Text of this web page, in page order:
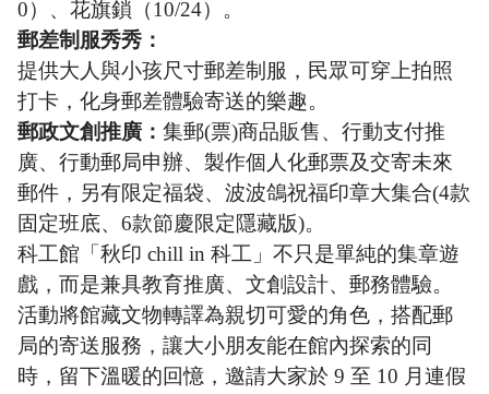
0）、花旗鎖（10/24）。
郵差制服秀秀：
提供大人與小孩尺寸郵差制服，民眾可穿上拍照
打卡，化身郵差體驗寄送的樂趣。
郵政文創推廣： 集郵(票)商品販售、行動支付推
廣、行動郵局申辦、製作個人化郵票及交寄未來
郵件，另有限定福袋、波波鴿祝福印章大集合(4款
固定班底、6款節慶限定隱藏版)。
科工館「秋印 chill in 科工」不只是單純的集章遊
戲，而是兼具教育推廣、文創設計、郵務體驗。
活動將館藏文物轉譯為親切可愛的角色，搭配郵
局的寄送服務，讓大小朋友能在館內探索的同
時，留下溫暖的回憶，邀請大家於 9 至 10 月連假